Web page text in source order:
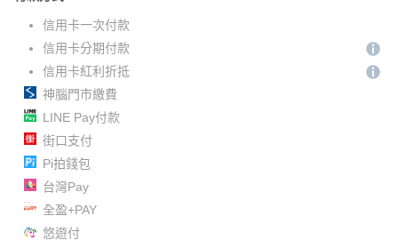
信用卡一次付款
信用卡分期付款
信用卡紅利折抵
神腦門市繳費
LINE Pay付款
街口支付
Pi拍錢包
台灣Pay
全盈+PAY
悠遊付